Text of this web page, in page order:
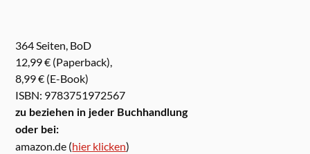
364 Seiten, BoD
12,99 € (Paperback),
8,99 € (E-Book)
ISBN: 9783751972567
zu beziehen in jeder Buchhandlung
oder bei:
amazon.de (hier klicken)